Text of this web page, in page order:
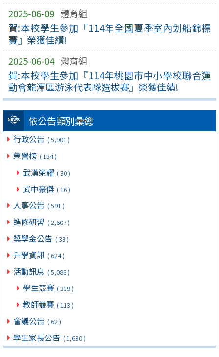
2025-06-09 體育組
賀:本校學生參加『114年全國夏季室內划船錦標
賽』榮獲佳績!
2025-06-04 體育組
賀:本校學生參加『114年桃園市中小學校聯合運
動會龍潭區游泳代表隊選拔賽』榮獲佳績!
依公告類別彙總
行政公告 ( 5,901 )
榮譽榜 ( 154 )
武漢榮耀 ( 30 )
武中豪傑 ( 16 )
人事公告 ( 591 )
進修研習 ( 2,607 )
獎學金公告 ( 33 )
升學資訊 ( 624 )
活動訊息 ( 5,088 )
學生競賽 ( 339 )
教師競賽 ( 113 )
會議公告 ( 62 )
學生家長公告 ( 1,630 )